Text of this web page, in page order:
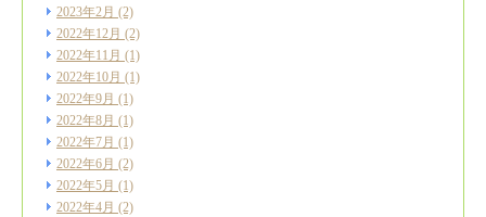
2023年2月 (2)
2022年12月 (2)
2022年11月 (1)
2022年10月 (1)
2022年9月 (1)
2022年8月 (1)
2022年7月 (1)
2022年6月 (2)
2022年5月 (1)
2022年4月 (2)